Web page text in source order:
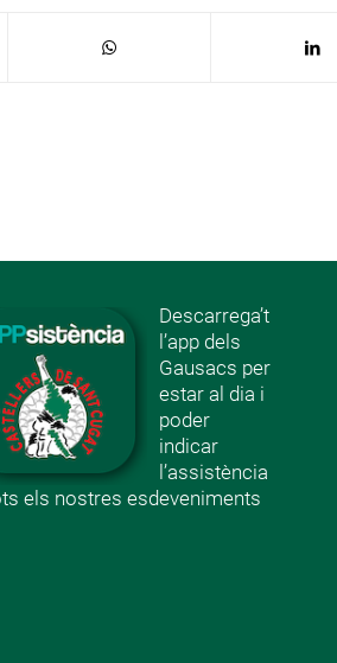
Descarrega’t
l’app dels
Gausacs per
estar al dia i
poder
indicar
l’assistència
els nostres esdeveniments